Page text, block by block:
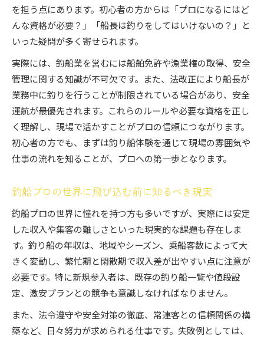
を担う点にあります。初心者の方からは「プロになるにはど
んな資格が必要？」「船長は釣りをしてはいけないの？」と
いった疑問が多く寄せられます。
実際には、釣船業を営むには船舶免許や漁業権の取得、安全
管理に関する知識が不可欠です。また、法改正により船長が
業務中に釣りを行うことが制限されている場合があり、安全
運航が最優先されます。これらのルールや必要な資格を正し
く理解し、現場で活かすことがプロの信頼につながります。
初心者の方でも、まずは釣り船体験を通じて現場の雰囲気や
仕事の流れを知ることが、プロへの第一歩となります。
釣船プロの世界に飛び込む前に知るべき現実
釣船プロの世界に憧れを持つ方も多いですが、実際には安定
した収入や集客の難しさといった現実的な課題も存在しま
す。釣り船の年収は、地域やシーズン、乗船客数によって大
きく変動し、繁忙期と閑散期で収入差が出やすい点に注意が
必要です。特に新規参入者は、既存の釣り船一覧や値段設
定、激安プランとの競争も意識しなければなりません。
また、法令遵守や安全対策の徹底、常連客との信頼関係の構
築など、日々努力が求められる仕事です。失敗例としては、